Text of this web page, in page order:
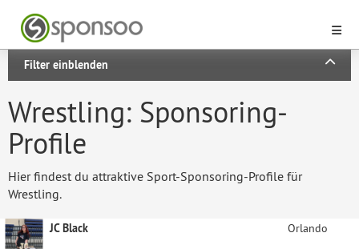
Filter einblenden
Wrestling: Sponsoring-
Profile
Hier findest du attraktive Sport-Sponsoring-Profile für
Wrestling.
JC Black Orlando